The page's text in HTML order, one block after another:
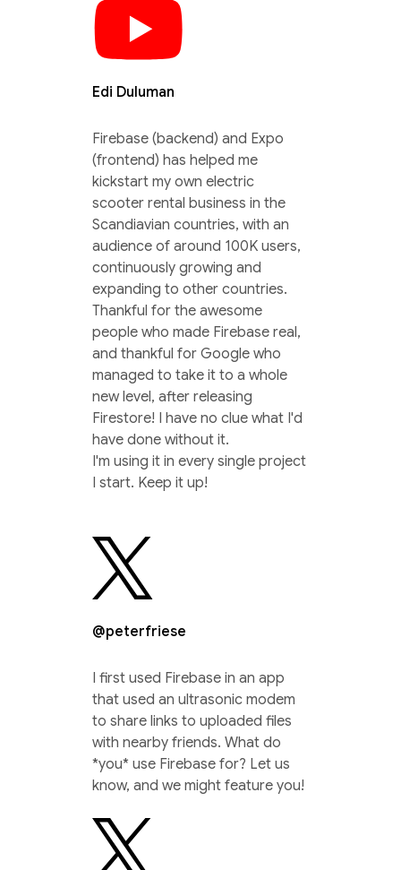
Edi Duluman
Firebase (backend) and Expo
(frontend) has helped me
kickstart my own electric
scooter rental business in the
Scandiavian countries, with an
audience of around 100K users,
continuously growing and
expanding to other countries.
Thankful for the awesome
people who made Firebase real,
and thankful for Google who
managed to take it to a whole
new level, after releasing
Firestore! I have no clue what I'd
have done without it.
I'm using it in every single project
I start. Keep it up!
@peterfriese
I first used Firebase in an app
that used an ultrasonic modem
to share links to uploaded files
with nearby friends. What do
*you* use Firebase for? Let us
know, and we might feature you!